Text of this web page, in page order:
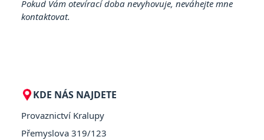
Pokud Vám otevírací doba nevyhovuje, neváhejte mne
kontaktovat.
KDE NÁS NAJDETE
Provaznictví Kralupy
Přemyslova 319/123